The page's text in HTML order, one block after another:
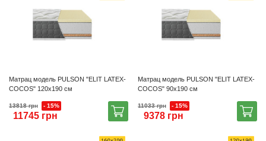
Матрац модель PULSON "ELIT LATEX-
COCOS" 120х190 см
13818 грн - 15%
11745 грн
Матрац модель PULSON "ELIT LATEX-
COCOS" 90х190 см
11033 грн - 15%
9378 грн